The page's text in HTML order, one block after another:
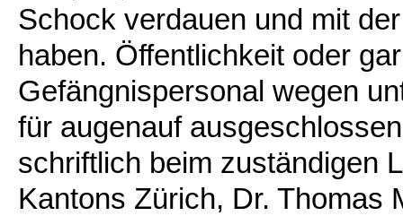
Schock verdauen und mit
haben. Öffentlichkeit oder
Gefängnispersonal wegen
für augenauf
schriftlich beim zuständigen
Kantons Zürich, Dr. Thomas